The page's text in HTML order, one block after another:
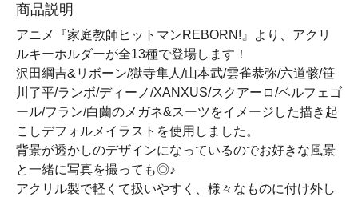
商品説明
アニメ『家庭教師ヒットマンREBORN!』より、アクリ
ルキーホルダーが全13種で登場します！
沢田綱吉&リボーン/獄寺隼人/山本武/雲雀恭弥/六道骸/笹
川了平/ランボ/ディーノ/XANXUS/スクアーロ/ベルフェゴ
ール/フラン/白蘭のメガネ&スーツをイメージした描き起
こしデフォルメイラストを使用しました。
背景が透かしのデザインになっているのでお好きな風景
と一緒に写真を撮っても◎♪
アクリル製で軽くて扱いやすく、様々なものに付け外し